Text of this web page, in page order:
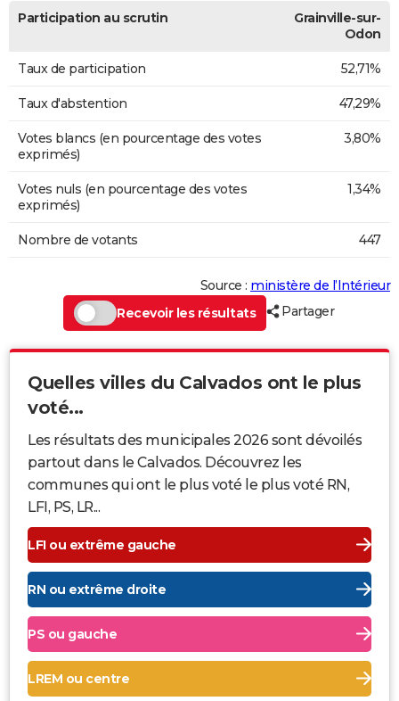
Bricolage
Lifestyle
Culture
Sport
Auto
Television
Voyage
Cinema
Participation au scrutin
Grainville-sur-
Odon
Taux de participation 52,71%
Taux d'abstention 47,29%
Votes blancs (en pourcentage des votes
exprimés)
3,80%
Votes nuls (en pourcentage des votes
exprimés)
1,34%
Nombre de votants 447
Source : ministère de l’Intérieur
Recevoir les résultats
Partager
Quelles villes du Calvados ont le plus
voté...
Les résultats des municipales 2026 sont dévoilés
partout dans le Calvados. Découvrez les
communes qui ont le plus voté le plus voté RN,
LFI, PS, LR...
LFI ou extrême gauche
RN ou extrême droite
PS ou gauche
LREM ou centre